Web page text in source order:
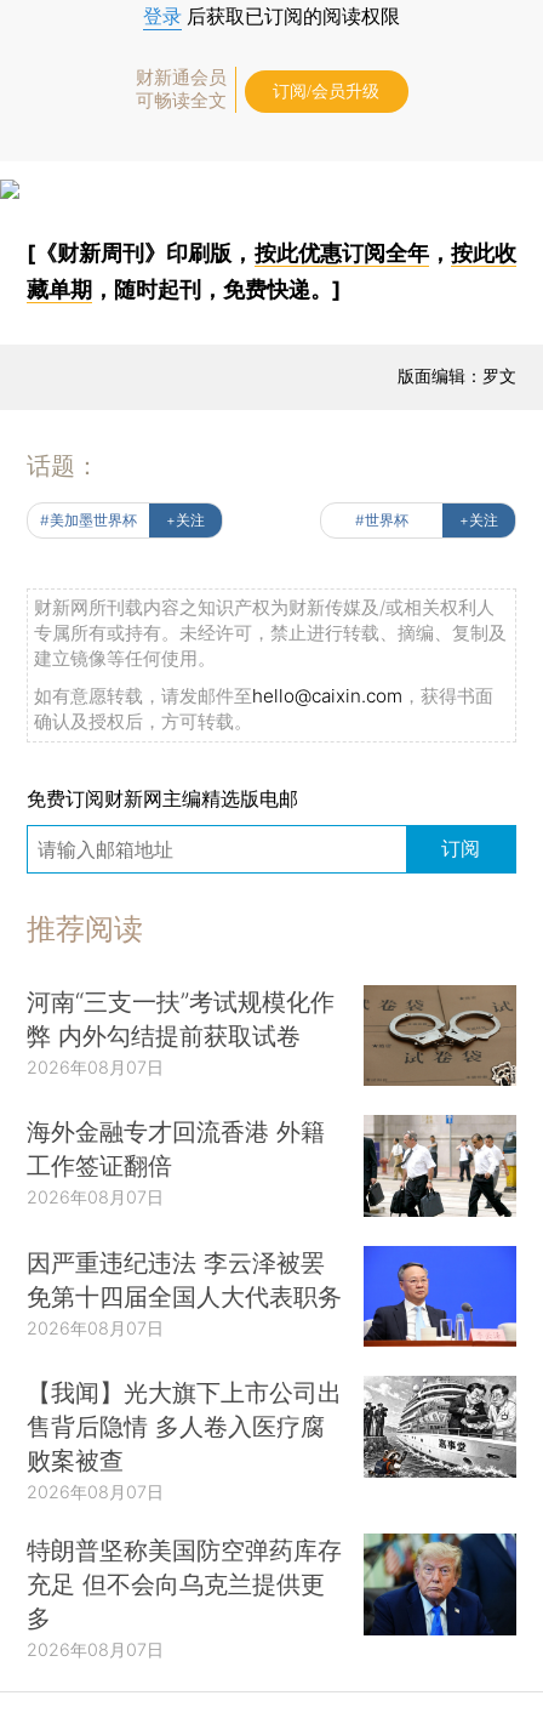
登录 后获取已订阅的阅读权限
财新通会员
可畅读全文
订阅/会员升级
[《财新周刊》印刷版， 按此优惠订阅全年， 按此收
藏单期 ，随时起刊，免费快递。]
版面编辑：罗文
话题：
#美加墨世界杯 +关注 #世界杯 +关注
财新网所刊载内容之知识产权为财新传媒及/或相关权利人
专属所有或持有。未经许可，禁止进行转载、摘编、复制及
建立镜像等任何使用。
如有意愿转载，请发邮件至hello@caixin.com ，获得书面
确认及授权后，方可转载。
免费订阅财新网主编精选版电邮
订阅
推荐阅读
河南“三支一扶”考试规模化作
弊 内外勾结提前获取试卷
2026年08月07日
海外金融专才回流香港 外籍
工作签证翻倍
2026年08月07日
因严重违纪违法 李云泽被罢
免第十四届全国人大代表职务
2026年08月07日
【我闻】光大旗下上市公司出
售背后隐情 多人卷入医疗腐
败案被查
2026年08月07日
特朗普坚称美国防空弹药库存
充足 但不会向乌克兰提供更
多
2026年08月07日